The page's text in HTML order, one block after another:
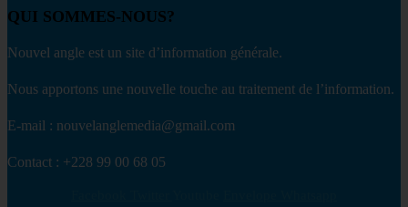
QUI SOMMES-NOUS?
Nouvel angle est un site d’information générale.
Nous apportons une nouvelle touche au traitement de l’information.
E-mail : nouvelanglemedia@gmail.com
Contact : +228 99 00 68 05